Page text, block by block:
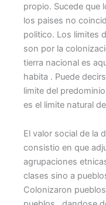
propio. Sucede que
los paises no
politico. Los limites
son por la
tierra nacional es
habita . Puede
limite del
es el limite natural
El valor social de la
consistio en que
agrupaciones
clases sino a
Colonizaron